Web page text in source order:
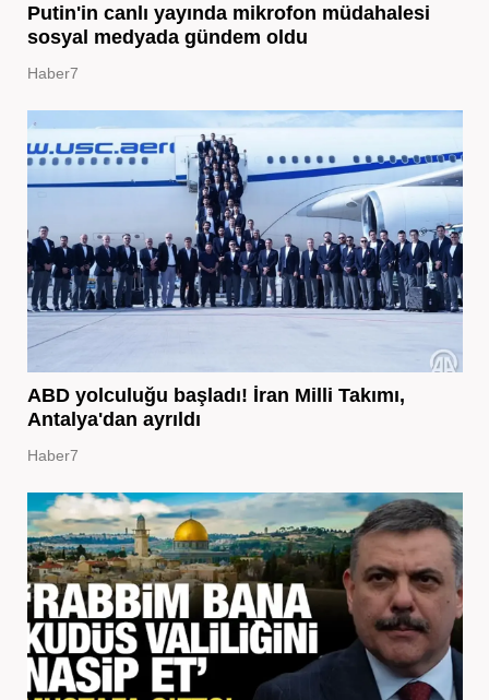
Putin'in canlı yayında mikrofon müdahalesi
sosyal medyada gündem oldu
Haber7
ABD yolculuğu başladı! İran Milli Takımı,
Antalya'dan ayrıldı
Haber7